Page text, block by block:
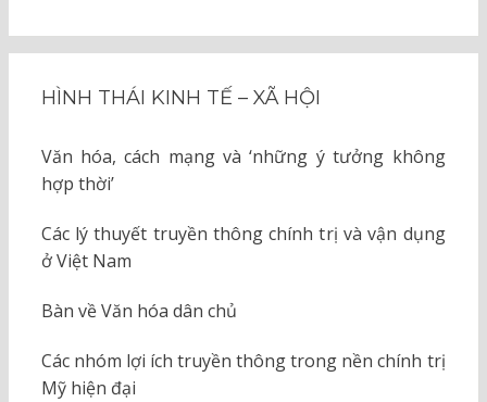
HÌNH THÁI KINH TẾ – XÃ HỘI
Văn hóa, cách mạng và ‘những ý tưởng không
hợp thời’
Các lý thuyết truyền thông chính trị và vận dụng
ở Việt Nam
Bàn về Văn hóa dân chủ
Các nhóm lợi ích truyền thông trong nền chính trị
Mỹ hiện đại